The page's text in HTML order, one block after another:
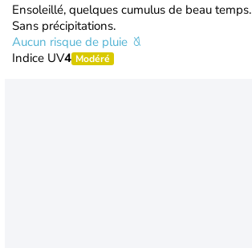
Ensoleillé, quelques cumulus de beau temps.
Sans précipitations.
Aucun risque de pluie
Indice UV4 Modéré